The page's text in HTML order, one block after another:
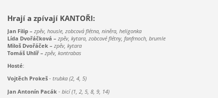
Hrají a zpívají KANTOŘI:
Jan Filip – zpěv, housle, zobcová flétna, niněra, heligonka
Lída Dvořáčková – zpěv, kytara, zobcové flétny, fanfrnoch, brumle
Miloš Dvořáček – zpěv, kytara
Tomáš Uhlíř – zpěv, kontrabas
Hosté:
Vojtěch Prokeš- trubka (2, 4, 5)
Jan Antonín Pacák- bicí (1, 2, 5, 8, 9, 14)